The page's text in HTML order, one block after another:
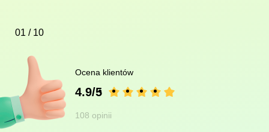
01 / 10
Ocena klientów
4.9/5
108 opinii